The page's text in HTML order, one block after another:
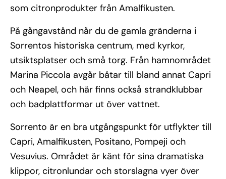
som citronprodukter från Amalfikusten.
På gångavstånd når du de gamla gränderna i
Sorrentos historiska centrum, med kyrkor,
utsiktsplatser och små torg. Från hamnområdet
Marina Piccola avgår båtar till bland annat Capri
och Neapel, och här finns också strandklubbar
och badplattformar ut över vattnet.
Sorrento är en bra utgångspunkt för utflykter till
Capri, Amalfikusten, Positano, Pompeji och
Vesuvius. Området är känt för sina dramatiska
klippor, citronlundar och storslagna vyer över